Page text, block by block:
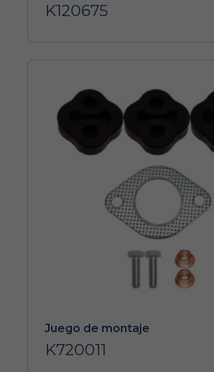
K120675
Juego de montaje
K720011